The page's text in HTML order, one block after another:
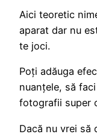
Aici teoretic
aparat dar nu
te joci.
Poți adăuga
nuanțele, să
fotografii super
Dacă nu vrei să